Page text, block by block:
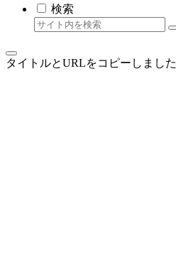
検索
タイトルとURLをコピーしました